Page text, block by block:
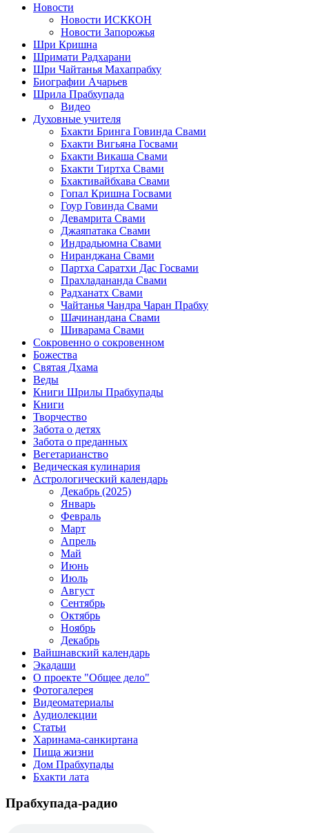
Новости
Новости ИСККОН
Новости Запорожья
Шри Кришна
Шримати Радхарани
Шри Чайтанья Махапрабху
Биографии Ачарьев
Шрила Прабхупада
Видео
Духовные учителя
Бхакти Бринга Говинда Свами
Бхакти Вигьяна Госвами
Бхакти Викаша Свами
Бхакти Тиртха Свами
Бхактивайбхава Свами
Гопал Кришна Госвами
Гоур Говинда Свами
Девамрита Свами
Джаяпатака Свами
Индрадьюмна Свами
Ниранджана Свами
Партха Саратхи Дас Госвами
Прахладананда Свами
Радханатх Свами
Чайтанья Чандра Чаран Прабху
Шачинандана Свами
Шиварама Свами
Сокровенно о сокровенном
Божества
Святая Дхама
Веды
Книги Шрилы Прабхупады
Книги
Творчество
Забота о детях
Забота о преданных
Вегетарианство
Ведическая кулинария
Астрологический календарь
Декабрь (2025)
Январь
Февраль
Март
Апрель
Май
Июнь
Июль
Август
Сентябрь
Октябрь
Ноябрь
Декабрь
Вайшнавский календарь
Экадаши
О проекте "Общее дело"
Фотогалерея
Видеоматериалы
Аудиолекции
Статьи
Харинама-санкиртана
Пища жизни
Дом Прабхупады
Бхакти лата
Прабхупада-радио